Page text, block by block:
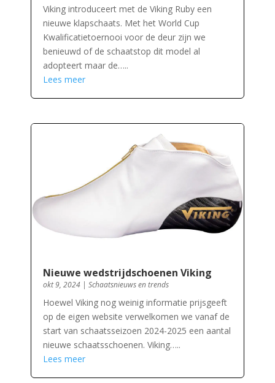
Viking introduceert met de Viking Ruby een
nieuwe klapschaats. Met het World Cup
Kwalificatietoernooi voor de deur zijn we
benieuwd of de schaatstop dit model al
adopteert maar de…..
Lees meer
Nieuwe wedstrijdschoenen Viking
okt 9, 2024| Schaatsnieuws en trends
Hoewel Viking nog weinig informatie prijsgeeft
op de eigen website verwelkomen we vanaf de
start van schaatsseizoen 2024-2025 een aantal
nieuwe schaatsschoenen. Viking…..
Lees meer